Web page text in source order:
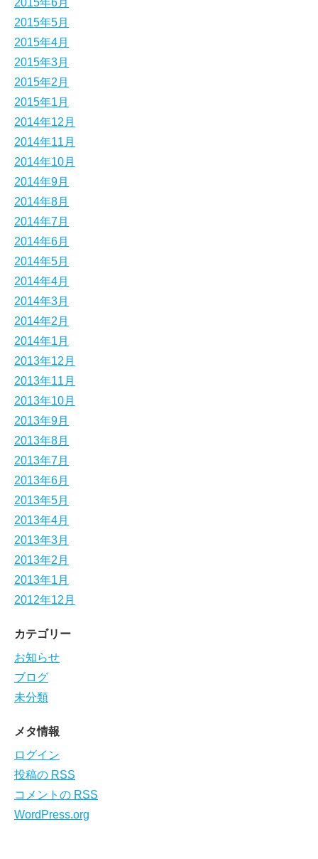
2015年5月
2015年4月
2015年3月
2015年2月
2015年1月
2014年12月
2014年11月
2014年10月
2014年9月
2014年8月
2014年7月
2014年6月
2014年5月
2014年4月
2014年3月
2014年2月
2014年1月
2013年12月
2013年11月
2013年10月
2013年9月
2013年8月
2013年7月
2013年6月
2013年5月
2013年4月
2013年3月
2013年2月
2013年1月
2012年12月
カテゴリー
お知らせ
ブログ
未分類
メタ情報
ログイン
投稿の RSS
コメントの RSS
WordPress.org